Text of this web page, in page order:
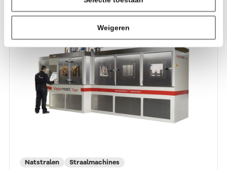
Weigeren
Natstralen Straalmachines